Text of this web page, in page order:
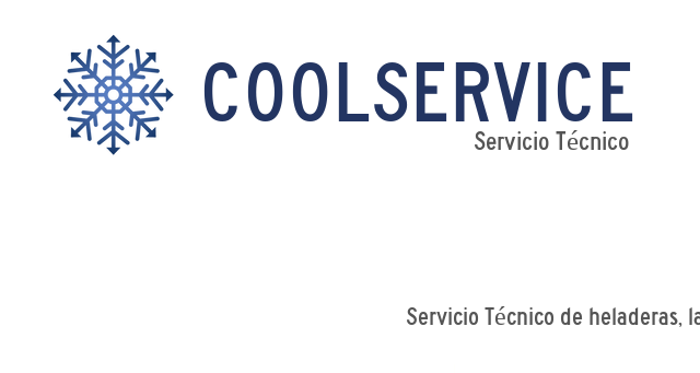
COOLSERVICE
Servicio Técnico
Servicio Técnico de heladeras,